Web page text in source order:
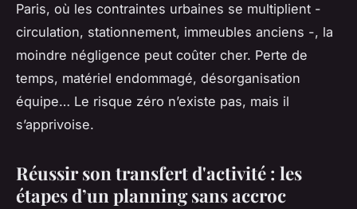
Paris, où les contraintes urbaines se multiplient -
circulation, stationnement, immeubles anciens -, la
moindre négligence peut coûter cher. Perte de
temps, matériel endommagé, désorganisation
équipe… Le risque zéro n’existe pas, mais il
s’apprivoise.
Réussir son transfert d'activité : les
étapes d’un planning sans accroc